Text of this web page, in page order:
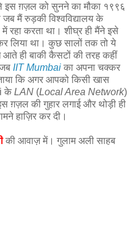
ग़ज़ल को सुनने का मौका १९९६
जब मैं रुड़की विश्वविद्यालय के
में रहा करता था। शीघ्र ही मैंने इसे
लिया था। कुछ सालों तक तो ये
आते ही बाकी कैसटों की तरह कहीं
IIT Mumbai का अपना चक्कर
कि अगर आपको किसी खास
के LAN (Local Area Network)
ग़ज़ल की गुहार लगाई और थोड़ी ही
हाज़िर कर दी।
की आवाज़ में। गुलाम अली साहब